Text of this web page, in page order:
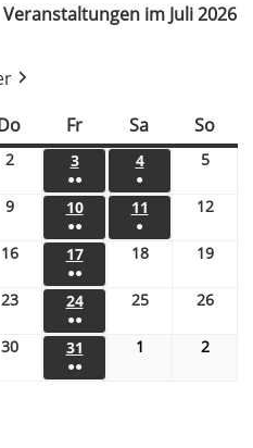
Veranstaltungen im Juli 2026
Fr Sa So
2 3
●●
4
●
5
9 10
●●
11
●
12
16 17
●●
18 19
23 24
●●
25 26
30 31
●●
1 2